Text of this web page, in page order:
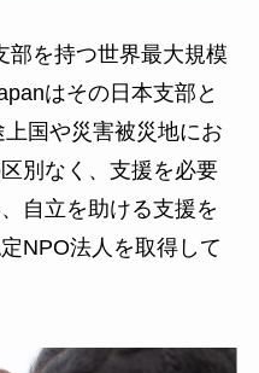
部を持つ世界最大規模
はその日本支部と
国や災害被災地にお
別なく、支援を必要
自立を助ける支援を
NPO法人を取得して